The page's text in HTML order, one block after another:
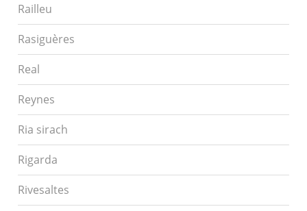
Railleu
Rasiguères
Real
Reynes
Ria sirach
Rigarda
Rivesaltes